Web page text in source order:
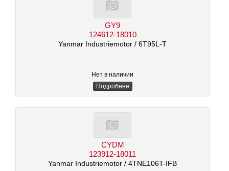
GY9
124612-18010
Yanmar Industriemotor/ 6T95L-T
Нет в наличии
Подробнее
CYDM
123912-18011
Yanmar Industriemotor/ 4TNE106T-IFB